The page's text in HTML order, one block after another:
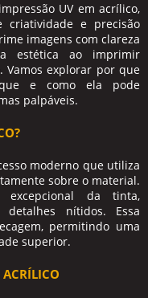
UV em acrílico,
criatividade e precisão
imagens com clareza
estética ao imprimir
explorar por que
e como ela pode
palpáveis.
moderno que utiliza
sobre o material.
da tinta,
nítidos. Essa
permitindo uma
superior.